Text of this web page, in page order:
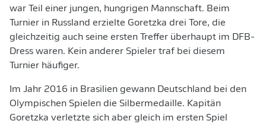
war Teil einer jungen, hungrigen Mannschaft. Beim
Turnier in Russland erzielte Goretzka drei Tore, die
gleichzeitig auch seine ersten Treffer überhaupt im DFB-
Dress waren. Kein anderer Spieler traf bei diesem
Turnier häufiger.
Im Jahr 2016 in Brasilien gewann Deutschland bei den
Olympischen Spielen die Silbermedaille. Kapitän
Goretzka verletzte sich aber gleich im ersten Spiel